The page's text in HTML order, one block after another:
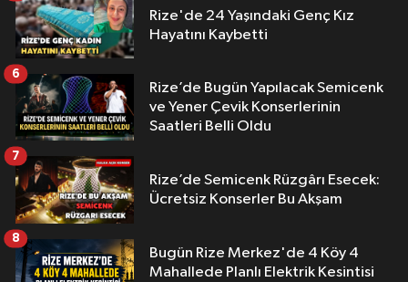
Rize'de 24 Yaşındaki Genç Kız
Hayatını Kaybetti
Rize’de Bugün Yapılacak Semicenk
ve Yener Çevik Konserlerinin
Saatleri Belli Oldu
6
Rize’de Semicenk Rüzgârı Esecek:
Ücretsiz Konserler Bu Akşam
7
Bugün Rize Merkez'de 4 Köy 4
Mahallede Planlı Elektrik Kesintisi
8